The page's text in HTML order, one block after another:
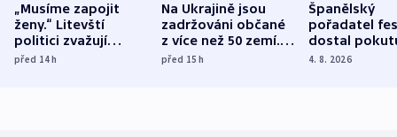
„Musíme zapojit
ženy.“ Litevští
politici zvažují
dohodu o
před 14h
Na Ukrajině jsou
zadržováni občané
z více než 50 zemí.
Bojovali na straně
před 15h
Španělský
pořadatel
dostal
nekalé
4. 8. 2026